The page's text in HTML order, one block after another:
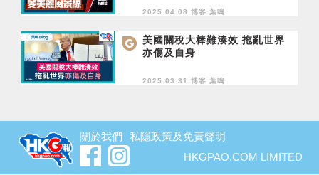
2025.04.08 博客 葉鳴
美國關稅大棒難湊效 拖亂世界
亦傷及自身
2025.03.31 博客 葉鳴
關於我們
私隱政策及免責聲明
HKGPAO.COM LIMITED